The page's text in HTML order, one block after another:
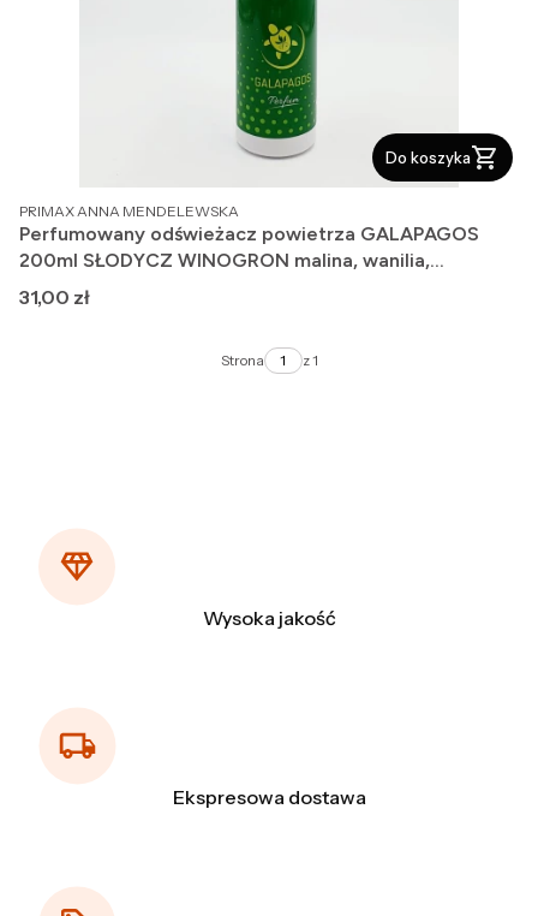
Do koszyka
PRODUCENT
PRIMAX ANNA MENDELEWSKA
Perfumowany odświeżacz powietrza GALAPAGOS
200ml SŁODYCZ WINOGRON malina, wanilia,
winogrona.
Cena
31,00 zł
Strona z 1
Wysoka jakość
Ekspresowa dostawa